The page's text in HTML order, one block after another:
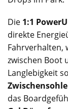
Die 1:1
direkte
Fahrverhalten,
zwischen Boot
Langlebigkeit
Zwischensohle
das